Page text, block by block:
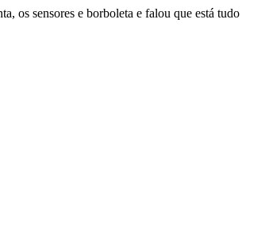
os sensores e borboleta e falou que está tudo